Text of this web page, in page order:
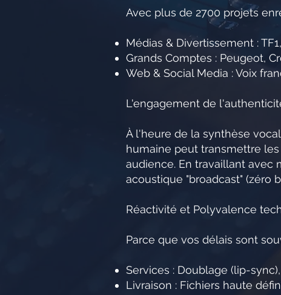
Avec plus de 2700 projets
Médias & Divertissement :
Grands Comptes : Peugeot,
Web & Social Media : Voix
L'engagement de
À l'heure de la synthèse
humaine peut transmettre
audience. En travaillant avec
acoustique "broadcast" (zéro
Réactivité et Polyvalence
Parce que vos délais sont
Services : Doublage (lip-
Livraison : Fichiers haute